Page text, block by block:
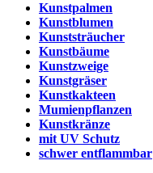
Kunstpalmen
Kunstblumen
Kunststräucher
Kunstbäume
Kunstzweige
Kunstgräser
Kunstkakteen
Mumienpflanzen
Kunstkränze
mit UV Schutz
schwer entflammbar